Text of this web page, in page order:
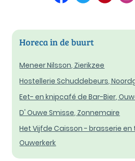
Horeca in de buurt
Meneer Nilsson, Zierikzee
Hostellerie Schuddebeurs,
Eet- en knipcafé de Bar-Bier,
D' Ouwe Smisse, Zonnemaire
Het Vijfde Caisson - brasserie en
Ouwerkerk